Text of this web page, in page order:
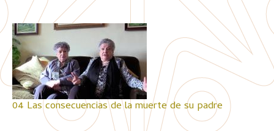
04 Las consecuencias de la muerte de su padre